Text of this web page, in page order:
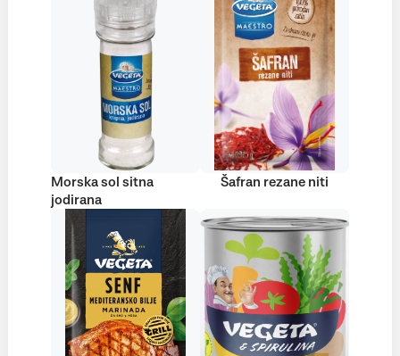
Morska sol sitna
jodirana
Šafran rezane niti